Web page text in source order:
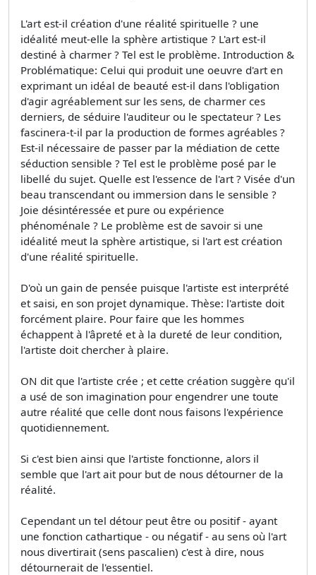
L'art est-il création d'une réalité spirituelle ? une
idéalité meut-elle la sphère artistique ? L'art est-il
destiné à charmer ? Tel est le problème. Introduction &
Problématique: Celui qui produit une oeuvre d'art en
exprimant un idéal de beauté est-il dans l'obligation
d'agir agréablement sur les sens, de charmer ces
derniers, de séduire l'auditeur ou le spectateur ? Les
fascinera-t-il par la production de formes agréables ?
Est-il nécessaire de passer par la médiation de cette
séduction sensible ? Tel est le problème posé par le
libellé du sujet. Quelle est l'essence de l'art ? Visée d'un
beau transcendant ou immersion dans le sensible ?
Joie désintéressée et pure ou expérience
phénoménale ? Le problème est de savoir si une
idéalité meut la sphère artistique, si l'art est création
d'une réalité spirituelle.
D'où un gain de pensée puisque l'artiste est interprété
et saisi, en son projet dynamique. Thèse: l'artiste doit
forcément plaire. Pour faire que les hommes
échappent à l'âpreté et à la dureté de leur condition,
l'artiste doit chercher à plaire.
ON dit que l'artiste crée ; et cette création suggère qu'il
a usé de son imagination pour engendrer une toute
autre réalité que celle dont nous faisons l'expérience
quotidiennement.
Si c'est bien ainsi que l'artiste fonctionne, alors il
semble que l'art ait pour but de nous détourner de la
réalité.
Cependant un tel détour peut être ou positif - ayant
une fonction cathartique - ou négatif - au sens où l'art
nous divertirait (sens pascalien) c'est à dire, nous
détournerait de l'essentiel.